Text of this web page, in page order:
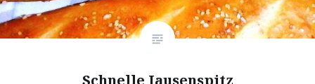
Schnelle Jausenspitz